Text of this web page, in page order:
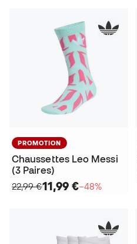
PROMOTION
Chaussettes Leo Messi
(3 Paires)
22,99 €11,99 €−48%